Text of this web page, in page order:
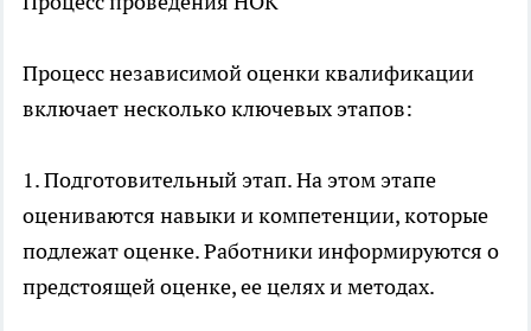
Процесс независимой оценки квалификации
включает несколько ключевых этапов:
1. Подготовительный этап. На этом этапе
оцениваются навыки и компетенции, которые
подлежат оценке. Работники информируются о
предстоящей оценке, ее целях и методах.